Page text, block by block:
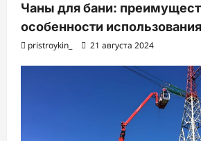
Чаны для бани:
особенности использования
pristroykin_ 21 августа 2024